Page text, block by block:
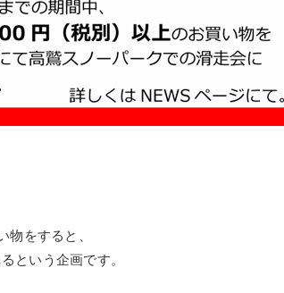
をすると、
という企画です。